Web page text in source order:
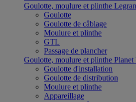
Goulotte, moulure et plinthe
Goulotte
Goulotte de câblage
Moulure et plinthe
GTL
Passage de plancher
Goulotte, moulure et plinthe Planet
Goulotte d'installation
Goulotte de distribution
Moulure et plinthe
Appareillage